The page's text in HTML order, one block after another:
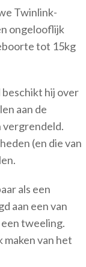
Twinlink-
ongelooflijk
tot 15kg
hij over
aan de
vergrendeld.
(en die van
als een
aan een van
tweeling.
maken van het